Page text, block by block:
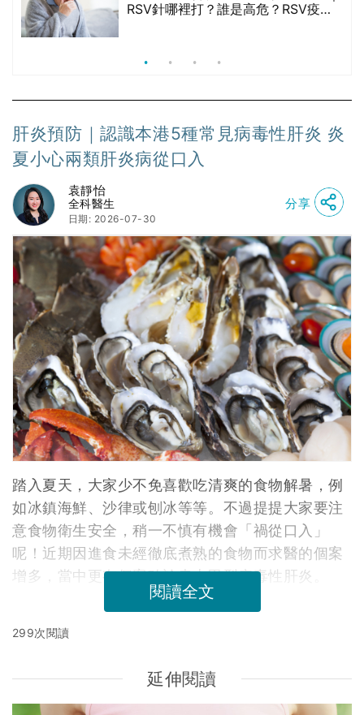
RSV針哪裡打？誰是高危？RSV疫苗
肝炎預防｜認識本港5種常見病毒性肝炎 炎
夏小心兩類肝炎病從口入
袁靜怡
全科醫生
日期: 2026-07-30
分享
踏入夏天，大家少不免喜歡吃清爽的食物解暑，例
如冰鎮海鮮、沙律或刨冰等等。不過提提大家要注
意食物衛生安全，稍一不慎有機會「禍從口入」
呢！近期因進食未經徹底煮熟的食物而求醫的個案
增多，當中更有個案確診患上甲型病毒性肝炎。
閱讀全文
299次閱讀
延伸閱讀